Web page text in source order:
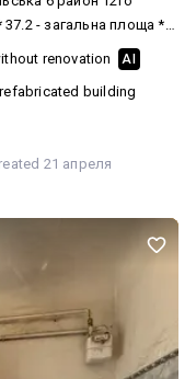
та жити! Гарно
варіант як для себе
23000$
renovation AI
building
21 апреля